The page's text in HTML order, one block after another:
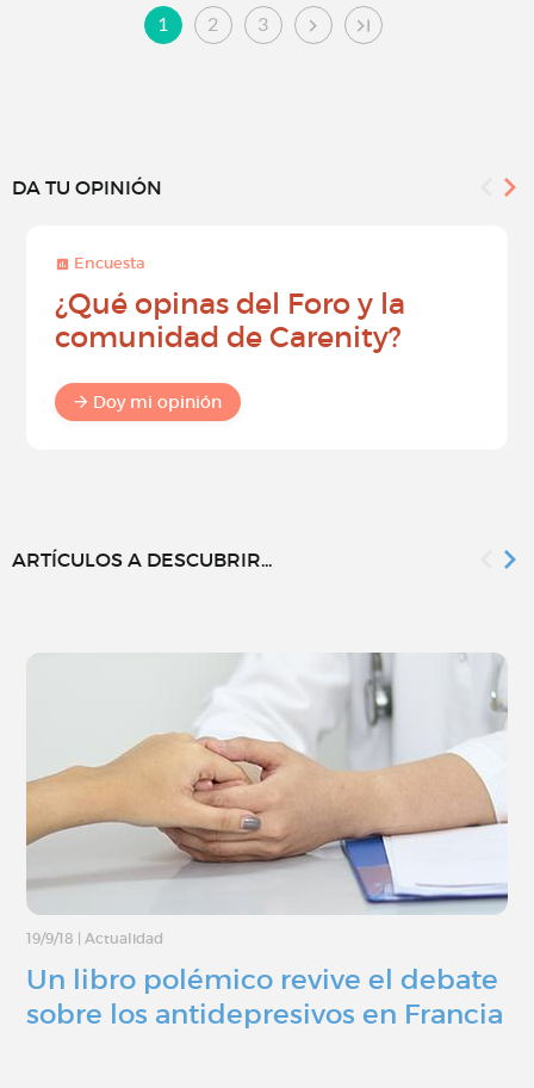
1 2 3
DA TU OPINIÓN
Encuesta
¿Qué opinas del Foro y la
comunidad de Carenity?
Doy mi opinión
ARTÍCULOS A DESCUBRIR...
19/9/18 Actualidad
Un libro polémico revive el debate
sobre los antidepresivos en Francia